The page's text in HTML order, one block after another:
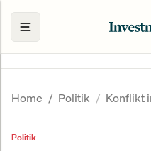
Home Politik Konflikt
Politik